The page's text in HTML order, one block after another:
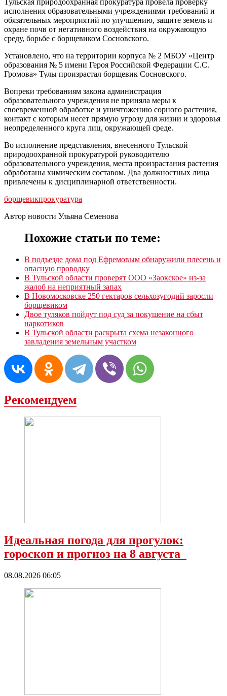
исполнения образовательными учреждениями требований и
обязательных мероприятий по улучшению, защите земель и
охране почв от негативного воздействия на окружающую
среду, борьбе с борщевиком Сосновского.
Установлено, что на территории корпуса № 2 МБОУ «Центр
образования № 5 имени Героя Российской Федерации С.С.
Громова» Тулы произрастал борщевик Сосновского.
Вопреки требованиям закона администрация
образовательного учреждения не приняла меры к
своевременной обработке и уничтожению сорного растения,
контакт с которым несет прямую угрозу для жизни и здоровья
неопределенного круга лиц, окружающей среде.
Во исполнение представления, внесенного Тульской
природоохранной прокуратурой руководителю
образовательного учреждения, места произрастания растения
обработаны химическим составом. Два должностных лица
привлечены к дисциплинарной ответственности.
борщевикпрокуратура
Автор новости Ульяна Семенова
Похожие статьи по теме:
В подъезде дома под Ефремовым обнаружили плесень и
опасную проводку
В Тульской области проверят ООО «Заокское» из-за
жалоб на неприятный запах
В Новомосковске 250 гектаров сельхозугодий заросли
борщевиком
Двое туляков пойдут под суд за покушение на сбыт
наркотиков
В Тульской области раскрыта схема незаконного
завладения земельным участком
Рекомендуем
Идеальная погода для прогулок:
гороскоп и прогноз на 8 августа
08.08.2026 06:05